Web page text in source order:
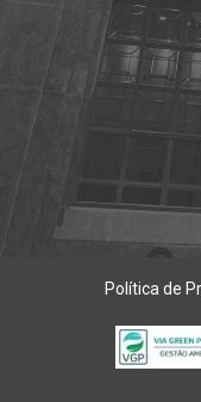
Política de